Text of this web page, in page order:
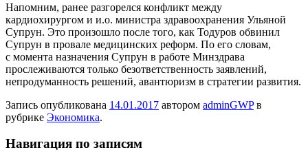
Напомним, ранее разгорелся конфликт между
кардиохирургом и и.о. министра здравоохранения Ульяной
Супрун. Это произошло после того, как Тодуров обвинил
Супрун в провале медицинских реформ. По его словам,
с момента назначения Супрун в работе Минздрава
прослеживаются только безответственность заявлений,
непродуманность решений, авантюризм в стратегии развития.
Запись опубликована 14.01.2017 автором adminGWPв
рубрике Экономика.
Навигация по записям